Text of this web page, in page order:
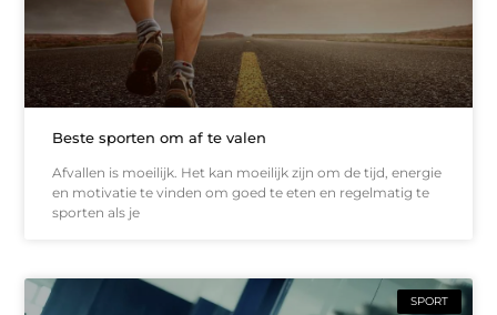
Beste sporten om af te valen
Afvallen is moeilijk. Het kan moeilijk zijn om de tijd, energie
en motivatie te vinden om goed te eten en regelmatig te
sporten als je
SPORT